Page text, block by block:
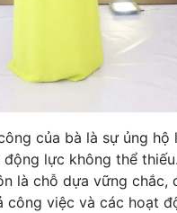
của bà là sự ủng hộ
động lực không thể
là chỗ dựa vững chắc,
công việc và các hoạt